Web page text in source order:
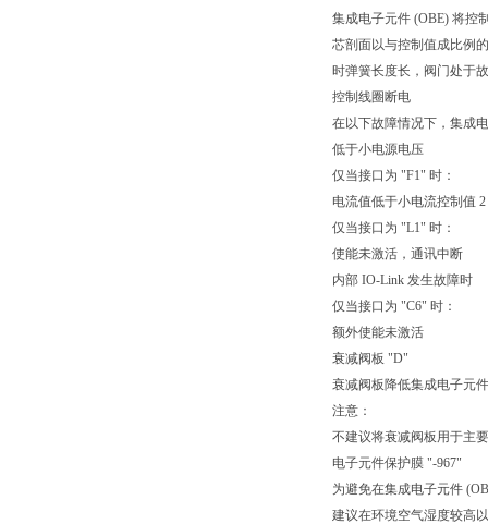
集成电子元件 (OBE) 将控
芯剖面以与控制值成比例
时弹簧长度长，阀门处于
控制线圈断电
在以下故障情况下，集成
低于小电源电压
仅当接口为 "F1" 时：
电流值低于小电流控制值
仅当接口为 "L1" 时：
使能未激活，通讯中断
内部 IO-Link 发生故障时
仅当接口为 "C6" 时：
额外使能未激活
衰减阀板 "D"
衰减阀板降低集成电子元
注意：
不建议将衰减阀板用于主
电子元件保护膜 "-967"
为避免在集成电子元件
建议在环境空气湿度较高